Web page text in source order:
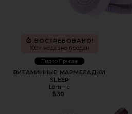
ВОСТРЕБОВАНО!
100+ недавно продан
Лидер Продаж
ВИТАМИННЫЕ МАРМЕЛАДКИ
SLEEP
Lemme
$30